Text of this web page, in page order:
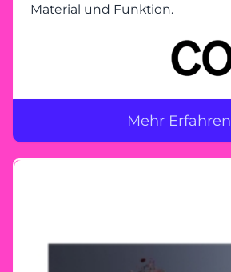
Material und Funktion.
Mehr Erfahren